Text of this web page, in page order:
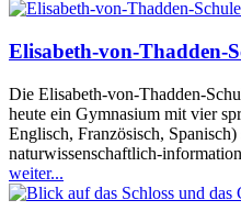
Elisabeth-von-Thadden-
Die Elisabeth-von-Thadden-
heute ein Gymnasium mit vier
Englisch, Französisch,
naturwissenschaftlich-
weiter...